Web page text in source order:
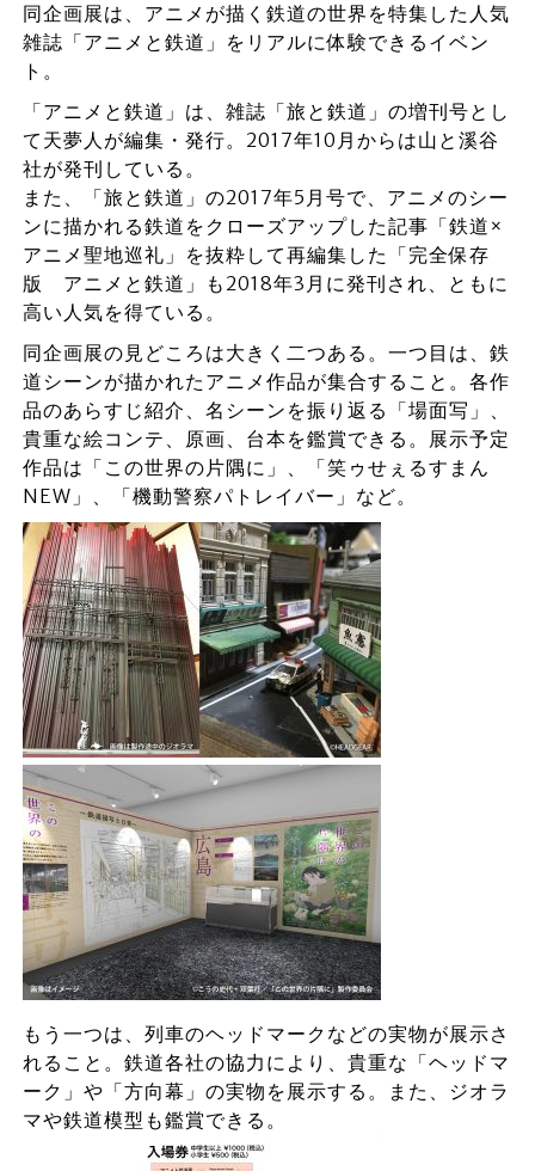
同企画展は、アニメが描く鉄道の世界を特集した人気
雑誌「アニメと鉄道」をリアルに体験できるイベン
ト。
「アニメと鉄道」は、雑誌「旅と鉄道」の増刊号とし
て天夢人が編集・発行。2017年10月からは山と溪谷
社が発刊している。
また、「旅と鉄道」の2017年5月号で、アニメのシー
ンに描かれる鉄道をクローズアップした記事「鉄道×
アニメ聖地巡礼」を抜粋して再編集した「完全保存
版 アニメと鉄道」も2018年3月に発刊され、ともに
高い人気を得ている。
同企画展の見どころは大きく二つある。一つ目は、鉄
道シーンが描かれたアニメ作品が集合すること。各作
品のあらすじ紹介、名シーンを振り返る「場面写」、
貴重な絵コンテ、原画、台本を鑑賞できる。展示予定
作品は「この世界の片隅に」、「笑ゥせぇるすまん
NEW」、「機動警察パトレイバー」など。
もう一つは、列車のヘッドマークなどの実物が展示さ
れること。鉄道各社の協力により、貴重な「ヘッドマ
ーク」や「方向幕」の実物を展示する。また、ジオラ
マや鉄道模型も鑑賞できる。